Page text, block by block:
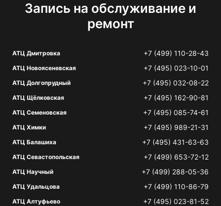
Запись на обслуживание и
ремонт
АТЦ Дмитровка +7 (499) 110-28-43
АТЦ Новоясеневская +7 (495) 023-10-01
АТЦ Долгопрудный +7 (495) 032-08-22
АТЦ Щёлковская +7 (495) 162-90-81
АТЦ Семеновская +7 (495) 085-74-61
АТЦ Химки +7 (495) 989-21-31
АТЦ Балашиха +7 (495) 431-63-63
АТЦ Севастопольская +7 (499) 653-72-12
АТЦ Научный +7 (499) 288-05-36
АТЦ Удальцова +7 (499) 110-86-79
АТЦ Алтуфьево +7 (495) 023-81-52